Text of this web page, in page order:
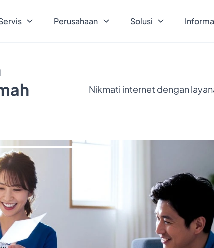
Perusahaan Solusi
Nikmati internet dengan